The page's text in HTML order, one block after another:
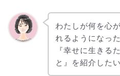
わたしが何を心
れるようになっ
『幸せに生きる
と』を紹介した